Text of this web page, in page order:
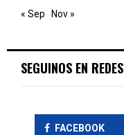
« Sep
Nov »
SEGUINOS EN REDES
FACEBOOK